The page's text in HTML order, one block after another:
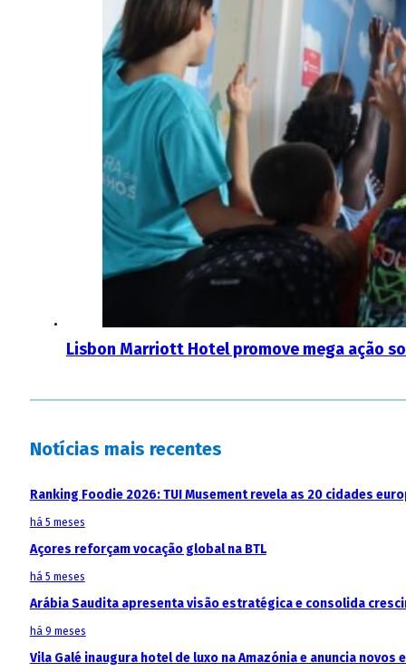
Lisbon Marriott Hotel promove mega ação
Notícias mais recentes
Ranking Foodie 2026: TUI Musement revela as 20 cidades
há 5 meses
Açores reforçam vocação global na BTL
há 5 meses
Arábia Saudita apresenta visão estratégica e consolida
há 9 meses
Vila Galé inaugura hotel de luxo na Amazónia e anuncia